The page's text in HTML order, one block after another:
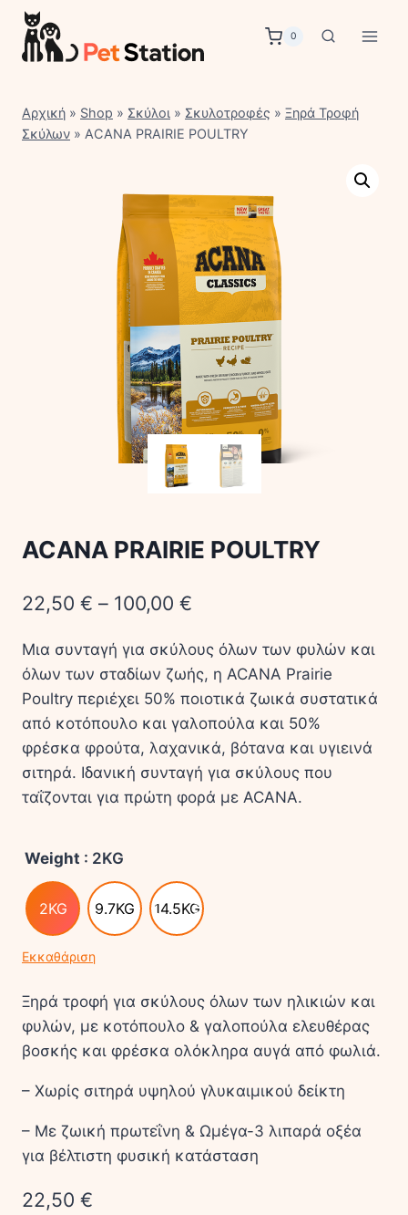
Skip
content
0
Αρχική » Shop » Σκύλοι » Σκυλοτροφές » Ξηρά Τροφή
Σκύλων » ACANA PRAIRIE POULTRY
ACANA PRAIRIE POULTRY
22,50 € – 100,00 €
Μια συνταγή για σκύλους όλων των φυλών και
όλων των σταδίων ζωής, η ACANA Prairie
Poultry περιέχει 50% ποιοτικά ζωικά συστατικά
από κοτόπουλο και γαλοπούλα και 50%
φρέσκα φρούτα, λαχανικά, βότανα και υγιεινά
σιτηρά. Ιδανική συνταγή για σκύλους που
ταΐζονται για πρώτη φορά με ACANA.
Weight : 2KG
2KG 9.7KG 14.5KG
Εκκαθάριση
Ξηρά τροφή για σκύλους όλων των ηλικιών και
φυλών, με κοτόπουλο & γαλοπούλα ελευθέρας
βοσκής και φρέσκα ολόκληρα αυγά από φωλιά.
– Χωρίς σιτηρά υψηλού γλυκαιμικού δείκτη
– Με ζωική πρωτεΐνη & Ωμέγα-3 λιπαρά οξέα
για βέλτιστη φυσική κατάσταση
22,50 €